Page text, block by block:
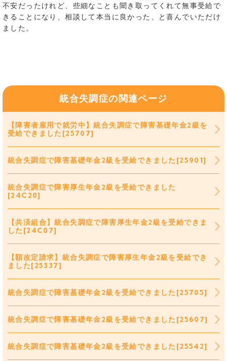
不安だったけれど、些細なことも聞き取ってくれて無事受給で
きることになり、相談して本当に良かった、と喜んでいただけ
ました。
統合失調症の関連ページ
【障害者雇用で就労中】統合失調症で障害基礎年金2級を
受給できました[25707]
統合失調症で障害基礎年金2級を受給できました[25901]
統合失調症で障害厚生年金2級を受給できました
[24C20]
【共済組合】統合失調症で障害厚生年金2級を受給できま
した[24C07]
【額改定請求】統合失調症で障害厚生年金2級を受給でき
ました[25337]
統合失調症で障害基礎年金2級を受給できました[25705]
統合失調症で障害基礎年金2級を受給できました[25607]
統合失調症で障害基礎年金2級を受給できました[25542]